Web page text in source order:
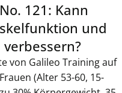
121: Kann
und
von Galileo Training auf
(Alter 53-60, 15-